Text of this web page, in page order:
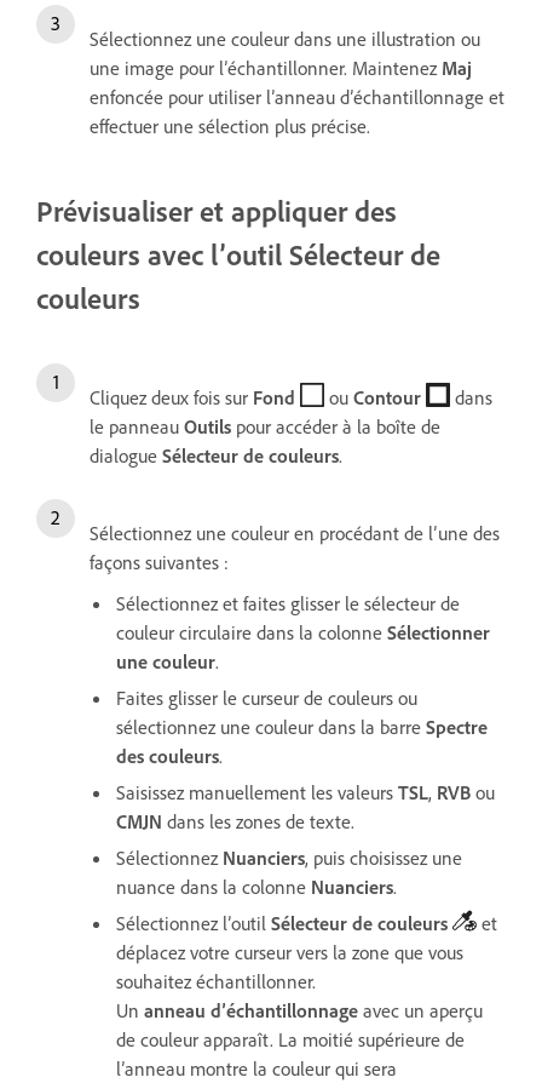
Sélectionnez une couleur dans une illustration ou
une image pour l’échantillonner. Maintenez Maj
enfoncée pour utiliser l’anneau d’échantillonnage et
effectuer une sélection plus précise.
Prévisualiser et appliquer des
couleurs avec l’outil Sélecteur de
couleurs
Cliquez deux fois sur Fond ou Contour
dans
le panneau Outils pour accéder à la boîte de
dialogue Sélecteur de couleurs.
Sélectionnez une couleur en procédant de l’une des
façons suivantes :
Sélectionnez et faites glisser le sélecteur de
couleur circulaire dans la colonne Sélectionner
une couleur.
Faites glisser le curseur de couleurs ou
sélectionnez une couleur dans la barre Spectre
des couleurs.
Saisissez manuellement les valeurs TSL, RVB ou
CMJN dans les zones de texte.
Sélectionnez Nuanciers, puis choisissez une
nuance dans la colonne Nuanciers.
Sélectionnez l’outil Sélecteur de couleurs
et
déplacez votre curseur vers la zone que vous
souhaitez échantillonner.
Un anneau d’échantillonnage avec un aperçu
de couleur apparaît. La moitié supérieure de
l’anneau montre la couleur qui sera